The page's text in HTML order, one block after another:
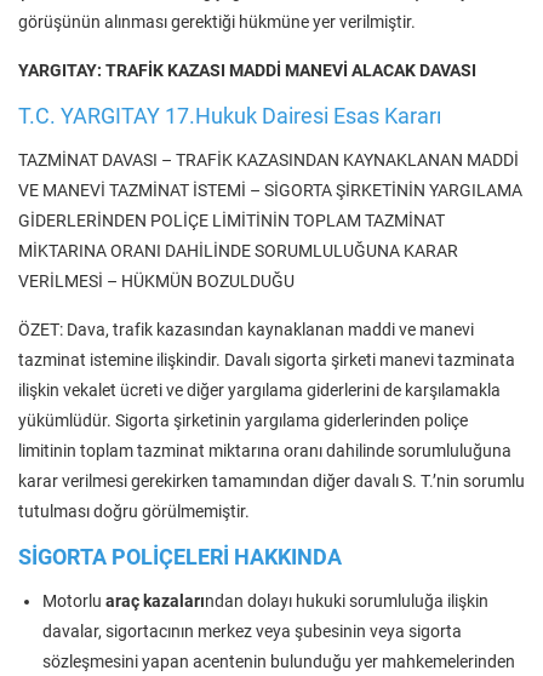
görüşünün alınması gerektiği hükmüne yer verilmiştir.
YARGITAY: TRAFİK KAZASI MADDİ MANEVİ ALACAK DAVASI
T.C. YARGITAY 17.Hukuk Dairesi Esas Kararı
TAZMİNAT DAVASI – TRAFİK KAZASINDAN KAYNAKLANAN MADDİ
VE MANEVİ TAZMİNAT İSTEMİ – SİGORTA ŞİRKETİNİN YARGILAMA
GİDERLERİNDEN POLİÇE LİMİTİNİN TOPLAM TAZMİNAT
MİKTARINA ORANI DAHİLİNDE SORUMLULUĞUNA KARAR
VERİLMESİ – HÜKMÜN BOZULDUĞU
ÖZET: Dava, trafik kazasından kaynaklanan maddi ve manevi
tazminat istemine ilişkindir. Davalı sigorta şirketi manevi tazminata
ilişkin vekalet ücreti ve diğer yargılama giderlerini de karşılamakla
yükümlüdür. Sigorta şirketinin yargılama giderlerinden poliçe
limitinin toplam tazminat miktarına oranı dahilinde sorumluluğuna
karar verilmesi gerekirken tamamından diğer davalı S. T.’nin sorumlu
tutulması doğru görülmemiştir.
SİGORTA POLİÇELERİ HAKKINDA
Motorlu araç kazalarından dolayı hukuki sorumluluğa ilişkin
davalar, sigortacının merkez veya şubesinin veya sigorta
sözleşmesini yapan acentenin bulunduğu yer mahkemelerinden